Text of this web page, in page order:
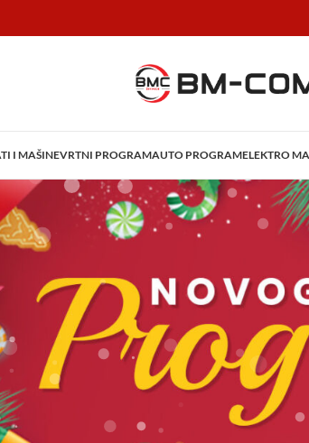
I MAŠINEVRTNI PROGRAMAUTO PROGRAMELEKTRO